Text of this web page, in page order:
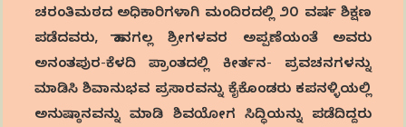
ಚರಂತಿಮಠದ ಅಧಿಕಾರಿಗಳಾಗಿ ಮಂದಿರದಲ್ಲಿ ೨೦ ವರ್ಷ ಶಿಕ್ಷಣ
ಪಡೆದವರು, ಹಾನಗಲ್ಲ ಶ್ರೀಗಳವರ ಅಪ್ಪಣೆಯಂತೆ ಅವರು
ಅನಂತಪುರ-ಕೆಳದಿ ಪ್ರಾಂತದಲ್ಲಿ ಕೀರ್ತನ- ಪ್ರವಚನಗಳನ್ನು
ಮಾಡಿಸಿ ಶಿವಾನುಭವ ಪ್ರಸಾರವನ್ನು ಕೈಕೊಂಡರು ಕಪನಳ್ಳಿಯಲ್ಲಿ
ಅನುಷ್ಠಾನವನ್ನು ಮಾಡಿ ಶಿವಯೋಗ ಸಿದ್ಧಿಯನ್ನು ಪಡೆದಿದ್ದರು